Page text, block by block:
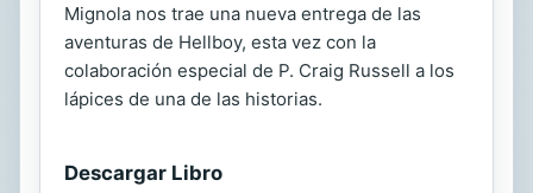
Mignola nos trae una nueva entrega de las
aventuras de Hellboy, esta vez con la
colaboración especial de P. Craig Russell a los
lápices de una de las historias.
Descargar Libro